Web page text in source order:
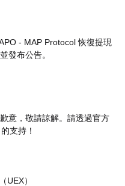
- MAP Protocol 恢復提現
發布公告。
意，敬請諒解。請透過官方
支持！
UEX）